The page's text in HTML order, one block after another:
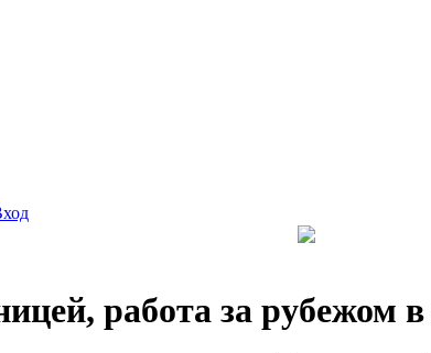
работа за рубежом в